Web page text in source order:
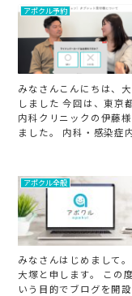
アポクル予約
みなさんこんにちは、
しました 今回は、東京
内科クリニックの伊藤
ました。 内科・感染症
アポクル全般
みなさんはじめまして
大塚と申します。 この
いう目的でブログを開